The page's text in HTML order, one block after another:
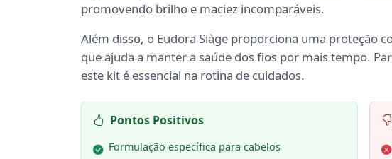
promovendo brilho e maciez incomparáveis.
Além disso, o Eudora Siàge proporciona uma proteção
que ajuda a manter a saúde dos fios por mais tempo.
este kit é essencial na rotina de cuidados.
Pontos Positivos
Formulação específica para cabelos